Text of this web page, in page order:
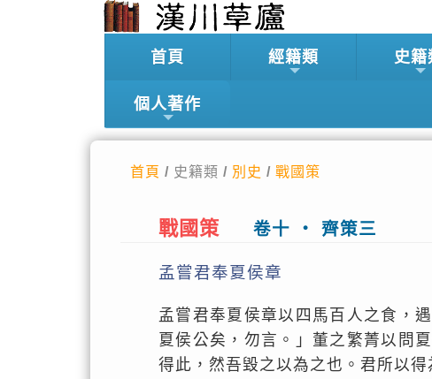
首頁 經籍類 史籍
個人著作
首頁 / 史籍類 / 別史 / 戰國策
戰國策 卷十 ‧ 齊策三
孟嘗君奉夏侯章
孟嘗君奉夏侯章以四馬百人之食，
夏侯公矣，勿言。」董之繁菁以問
得此，然吾毀之以為之也。君所以